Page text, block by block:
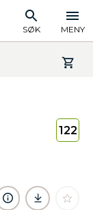
SØK MENY
122